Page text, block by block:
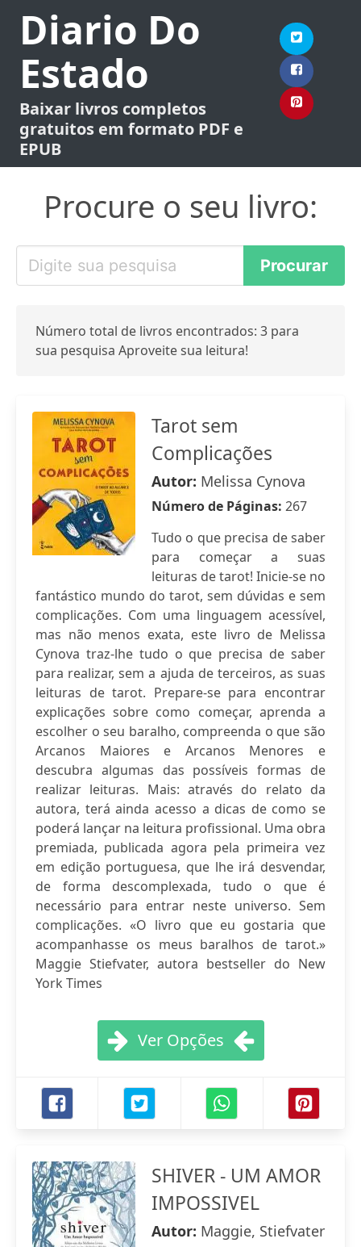
Diario Do
Estado
Baixar livros completos
gratuitos em formato PDF e
EPUB
Procure o seu livro:
Número total de livros encontrados: 3 para
sua pesquisa Aproveite sua leitura!
Tarot sem
Complicações
Autor: Melissa Cynova
Número de Páginas: 267
Tudo o que precisa de saber
para começar a suas
leituras de tarot! Inicie-se no
fantástico mundo do tarot, sem dúvidas e sem
complicações. Com uma linguagem acessível,
mas não menos exata, este livro de Melissa
Cynova traz-lhe tudo o que precisa de saber
para realizar, sem a ajuda de terceiros, as suas
leituras de tarot. Prepare-se para encontrar
explicações sobre como começar, aprenda a
escolher o seu baralho, compreenda o que são
Arcanos Maiores e Arcanos Menores e
descubra algumas das possíveis formas de
realizar leituras. Mais: através do relato da
autora, terá ainda acesso a dicas de como se
poderá lançar na leitura profissional. Uma obra
premiada, publicada agora pela primeira vez
em edição portuguesa, que lhe irá desvendar,
de forma descomplexada, tudo o que é
necessário para entrar neste universo. Sem
complicações. «O livro que eu gostaria que
acompanhasse os meus baralhos de tarot.»
Maggie Stiefvater, autora bestseller do New
York Times
Ver Opções
SHIVER - UM AMOR
IMPOSSIVEL
Autor: Maggie, Stiefvater